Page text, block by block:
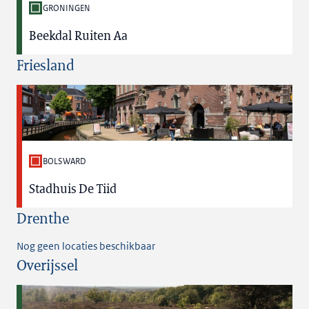
GRONINGEN
Beekdal Ruiten Aa
Friesland
BOLSWARD
Stadhuis De Tiid
Drenthe
Nog geen locaties beschikbaar
Overijssel